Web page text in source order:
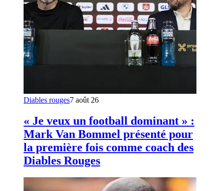
Diables rouges7 août 26
« Je veux un football dominant » :
Mark Van Bommel présenté pour
la première fois comme coach des
Diables Rouges